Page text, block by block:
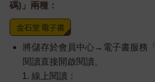
碼)」兩種：
將儲存於會員中心→電子書服務
閱讀直接開啟閱讀。
線上閱讀：